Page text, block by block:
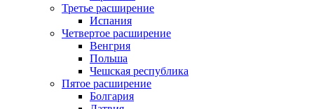
Третье расширение
Испания
Четвертое расширение
Венгрия
Польша
Чешская республика
Пятое расширение
Болгария